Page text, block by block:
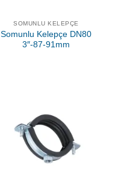
SOMUNLU KELEPÇE
Somunlu Kelepçe DN80
3″-87-91mm